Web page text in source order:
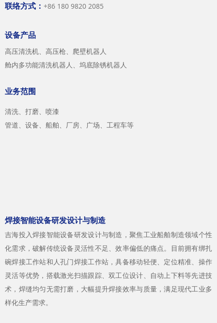
焊接智能设备研发设计与制造
吉海投入焊接智能设备研发设计与制造，聚焦工业船舶制造领域个性
化需求，破解传统设备灵活性不足、效率偏低的痛点。目前拥有绑扎
碗焊接工作站和人孔门焊接工作站，具备移动轻便、定位精准、操作
灵活等优势，搭载激光扫描跟踪、双工位设计、自动上下料等先进技
术，焊缝均匀无需打磨，大幅提升焊接效率与质量，满足现代工业多
样化生产需求。
联络方式： +86 180 9820 2085
设备产品
高压清洗机、高压枪、爬壁机器人
舱内多功能清洗机器人、坞底除锈机器人
业务范围
清洗、打磨、喷漆
管道、设备、船舶、厂房、广场、工程车等